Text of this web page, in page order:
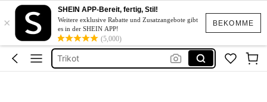
BEKOMME
×
SHEIN APP-Bereit, fertig, Stil!
Weitere exklusive Rabatte und Zusatzangebote gibt
es in der SHEIN APP!
(5,000)
T Shirts
Nike
Nike T Shirt Women
Trikot